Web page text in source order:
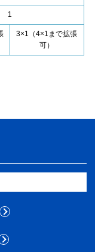
1
3×1（4×1まで拡張
可）